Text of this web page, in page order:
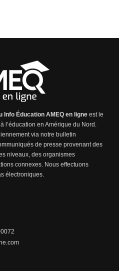
Info Éducation AMEQ en ligne est le
l’éducation en Amérique du Nord.
via notre bulletin
de presse provenant des
niveaux, des organismes
connexes. Nous effectuons
électroniques.